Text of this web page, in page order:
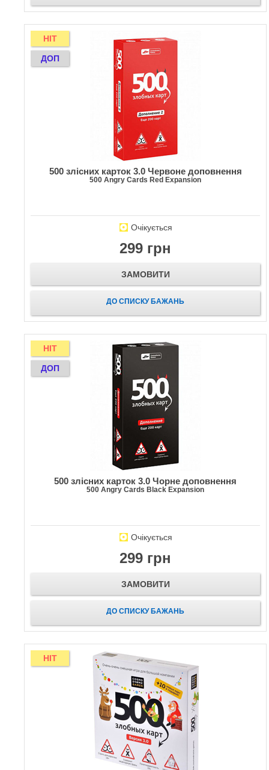
HIT
ДОП
500 злісних карток 3.0 Червоне доповнення
500 Angry Cards Red Expansion
Очікується
299 грн
ЗАМОВИТИ
ДО СПИСКУ БАЖАНЬ
HIT
ДОП
500 злісних карток 3.0 Чорне доповнення
500 Angry Cards Black Expansion
Очікується
299 грн
ЗАМОВИТИ
ДО СПИСКУ БАЖАНЬ
HIT